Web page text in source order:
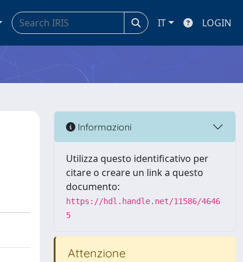
IT LOGIN
Informazioni
Utilizza questo identificativo per
citare o creare un link a questo
documento:
https://hdl.handle.net/11586/4646
5
Attenzione